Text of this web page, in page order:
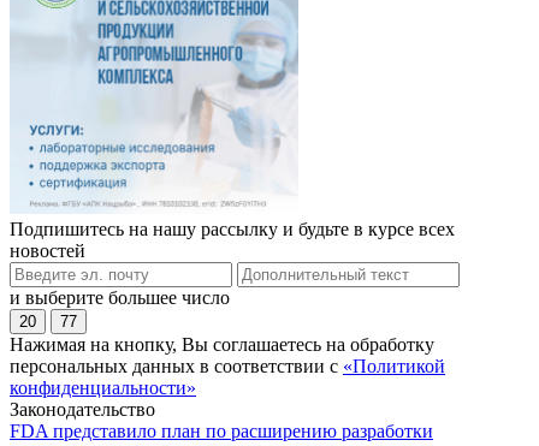
Подпишитесь на нашу рассылку и будьте в курсе всех
новостей
и выберите большее число
20 77
Нажимая на кнопку, Вы соглашаетесь на обработку
персональных данных в соответствии с «Политикой
конфиденциальности»
Законодательство
FDA представило план по расширению разработки